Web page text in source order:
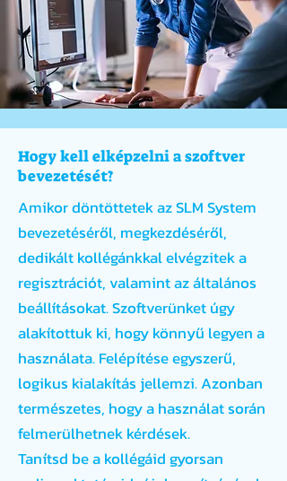
Hogy kell elképzelni a szoftver
bevezetését?
Amikor döntöttetek az SLM System
bevezetéséről, megkezdéséről,
dedikált kollégánkkal elvégzitek a
regisztrációt, valamint az általános
beállításokat. Szoftverünket úgy
alakítottuk ki, hogy könnyű legyen a
használata. Felépítése egyszerű,
logikus kialakítás jellemzi. Azonban
természetes, hogy a használat során
felmerülhetnek kérdések.
Tanítsd be a kollégáid gyorsan